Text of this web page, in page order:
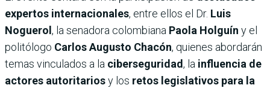
expertos internacionales, entre ellos el Dr. Luis
Noguerol , la senadora colombiana Paola Holguín y el
politólogo Carlos Augusto Chacón, quienes abordarán
temas vinculados a la ciberseguridad, la influencia de
actores autoritariosy los retos legislativos para la